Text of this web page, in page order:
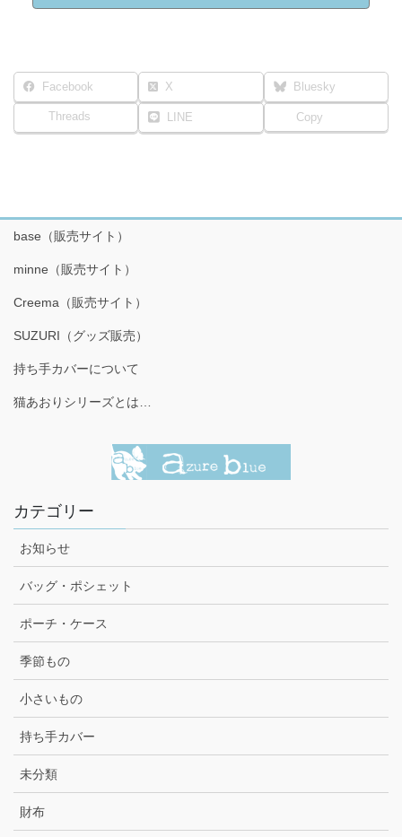
Facebook X Bluesky
Threads LINE Copy
base（販売サイト）
minne（販売サイト）
Creema（販売サイト）
SUZURI（グッズ販売）
持ち手カバーについて
猫あおりシリーズとは…
カテゴリー
お知らせ
バッグ・ポシェット
ポーチ・ケース
季節もの
小さいもの
持ち手カバー
未分類
財布